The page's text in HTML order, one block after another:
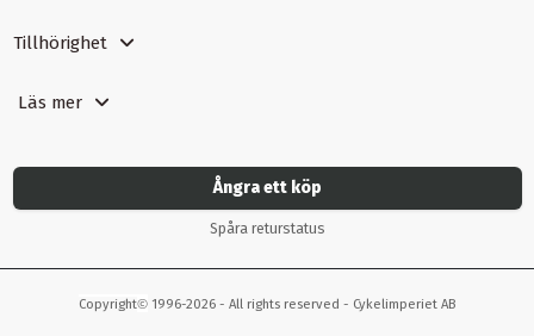
Tillhörighet
Läs mer
Ångra ett köp
Spåra returstatus
Copyright© 1996-2026 - All rights reserved - Cykelimperiet AB